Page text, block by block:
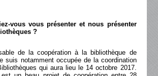
vous vous présenter et nous présenter
?
de la coopération à la bibliothèque de
suis notamment occupée de la coordination
qui aura lieu le 14 octobre 2017.